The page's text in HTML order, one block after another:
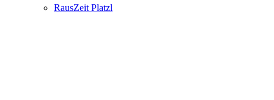
RausZeit Platzl